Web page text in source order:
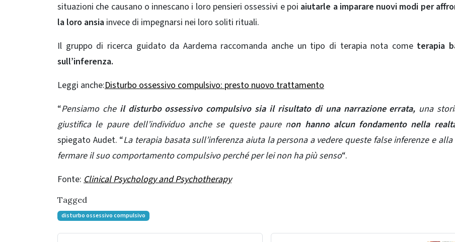
situazioni che causano o innescano i loro pensieri ossessivi e poi aiutarle a imparare nuovi modi per
la loro ansia invece di impegnarsi nei loro soliti rituali.
Il gruppo di ricerca guidato da Aardema raccomanda anche un tipo di terapia nota cometerapia
sull’inferenza.
Leggi anche:Disturbo ossessivo compulsivo: presto nuovo trattamento
“Pensiamo che il disturbo ossessivo compulsivo sia il risultato di una narrazione errata, una
giustifica le paure dell’individuo anche se queste paure non hanno alcun fondamento nella
spiegato Audet. “La terapia basata sull’inferenza aiuta la persona a vedere queste false inferenze e alla
fermare il suo comportamento compulsivo perché per lei non ha più senso“.
Fonte: Clinical Psychology and Psychotherapy
Tagged
disturbo ossessivo compulsivo